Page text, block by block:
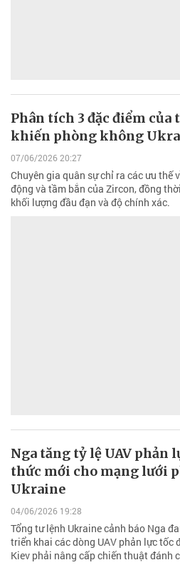
Phân tích 3 đặc điểm của
khiến phòng không
07/06/2026 20:27
Chuyên gia quân sự chỉ ra các ưu thế
động và tầm bắn của Zircon, đồng
khối lượng đầu đạn và độ chính xác.
Nga tăng tỷ lệ UAV phản
thức mới cho mạng lưới
Ukraine
04/06/2026 19:28
Tổng tư lệnh Ukraine cảnh báo Nga
triển khai các dòng UAV phản lực tốc
Kiev phải nâng cấp chiến thuật đánh